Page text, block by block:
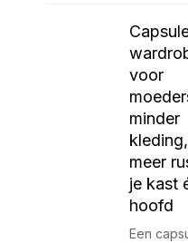
voor
minder
kleding,
meer
je kast
hoofd
Een